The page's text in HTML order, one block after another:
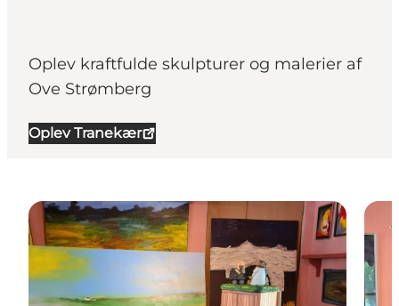
Oplev kraftfulde skulpturer og malerier af
Ove Strømberg
Oplev Tranekær